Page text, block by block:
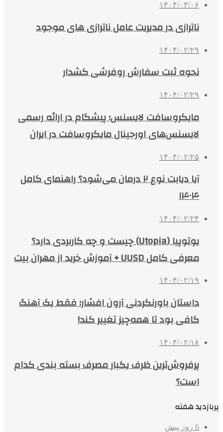
۱۴۰۴/۰۳/۰۶
ناترازی در مدیریت عامل ناترازی های موجود
۱۴۰۴/۰۲/۲۹
نحوه ثبت سفارش روفرشی کشدار
۱۴۰۴/۰۲/۲۹
مایکروسافت لایسنس؛ پیشگام در ارائه رسمی
لایسنس‌های اورجینال مایکروسافت در ایران
۱۴۰۴/۰۲/۲۵
آیا دیابت نوع ۲ درمان می‌شود؟ راهنمای کامل
۱۴۰۴
۱۴۰۴/۰۲/۲۴
یوتوپیا (Utopia) چیست و چه کاربردی دارد؟
معرفی کامل UUSD + آموزش خرید از مهران بیت
۱۴۰۴/۰۲/۱۹
داستان باورنکردنی آرون افشار؛ فقط یک آهنگ
کافی بود تا همه‌چیز تغییر کند!
۱۴۰۴/۰۲/۱۸
پرفروش‌ترین ظرف یکبار مصرف بسته بندی کدام
است؟
پربازدید هفته
6 روز پیش